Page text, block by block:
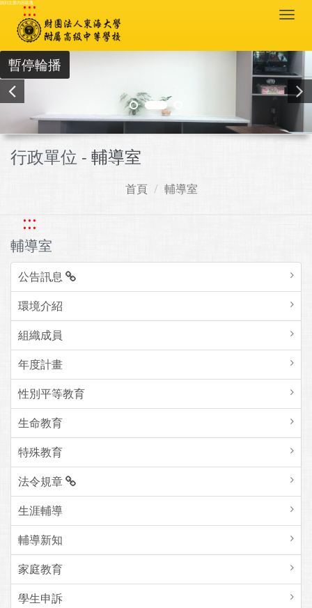
跳到主要內容區塊
:::
暫停輪播
行政單位 - 輔導室
首頁 輔導室
:::
輔導室
公告訊息
環境介紹
組織成員
年度計畫
性別平等教育
生命教育
特殊教育
法令規章
生涯輔導
輔導新知
家庭教育
學生申訴